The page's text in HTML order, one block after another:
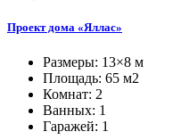
Проект дома «Яллас»
Размеры: 13×8 м
Площадь: 65 м2
Комнат: 2
Ванных: 1
Гаражей: 1